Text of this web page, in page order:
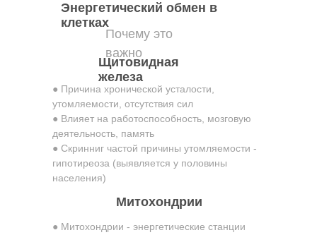
Почему это
важно
Энергетический обмен в
клетках
Щитовидная
железа
● Причина хронической усталости,
утомляемости, отсутствия сил
● Влияет на работоспособность, мозговую
деятельность, память
● Скринниг частой причины утомляемости -
гипотиреоза (выявляется у половины
населения)
Митохондрии
● Митохондрии - энергетические станции